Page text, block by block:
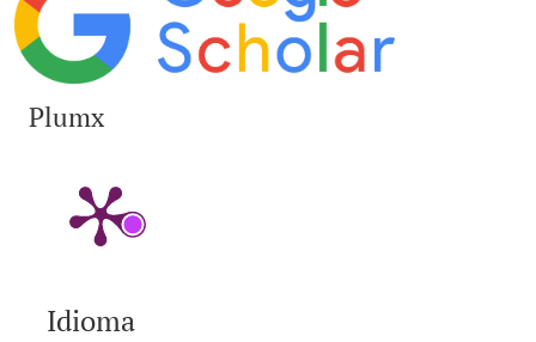
Plumx
Idioma